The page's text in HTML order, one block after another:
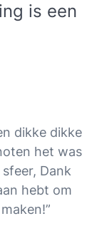
is een
dikke dikke
het was
Dank
hebt om